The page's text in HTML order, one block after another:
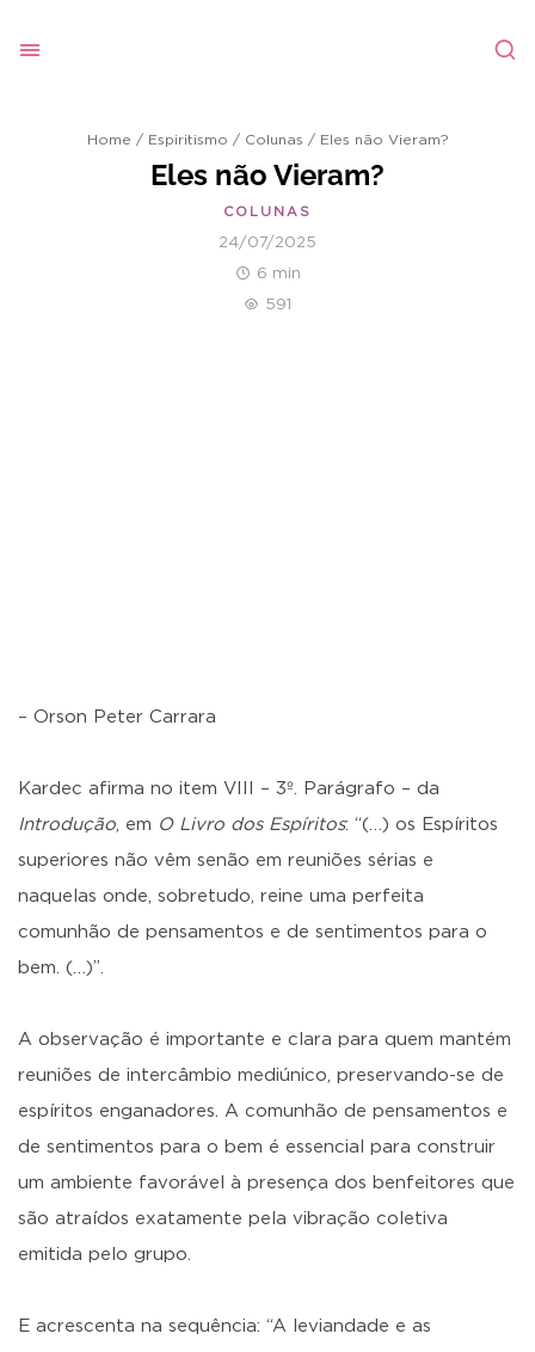
Home / Espiritismo / Colunas / Eles não Vieram?
Eles não Vieram?
COLUNAS
24/07/2025
6 min
591
– Orson Peter Carrara
Kardec afirma no item VIII – 3º. Parágrafo – da
Introdução, em O Livro dos Espíritos: “(…) os Espíritos
superiores não vêm senão em reuniões sérias e
naquelas onde, sobretudo, reine uma perfeita
comunhão de pensamentos e de sentimentos para o
bem. (…)”.
A observação é importante e clara para quem mantém
reuniões de intercâmbio mediúnico, preservando-se de
espíritos enganadores. A comunhão de pensamentos e
de sentimentos para o bem é essencial para construir
um ambiente favorável à presença dos benfeitores que
são atraídos exatamente pela vibração coletiva
emitida pelo grupo.
E acrescenta na sequência: “A leviandade e as